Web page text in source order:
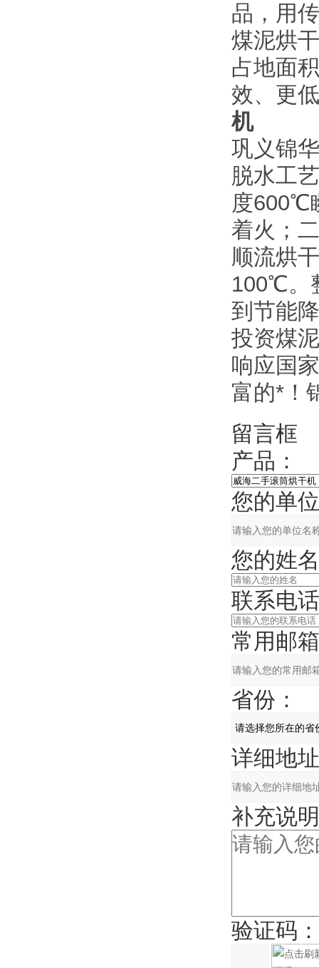
品，用
煤泥烘
占地面
效、更
机
巩义锦
脱水工
度600℃
着火；
顺流烘
100℃。
到节能
投资煤
响应国
富的*！
留言框
产品：
您的单
您的姓
联系电
常用邮
省份：
详细地
补充说
验证码：